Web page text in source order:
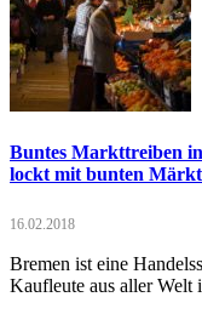
Buntes Markttreiben
lockt mit bunten
16.02.2018
Bremen ist eine
Kaufleute aus aller Welt